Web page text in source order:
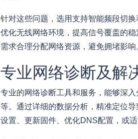
针对这些问题，选用支持智能频段切
优化无线网络环境，提高信号覆盖的
需求合理分配网络资源，避免拥堵影响
专业网络诊断及解
专业的网络诊断工具和服务，能够深
等。通过详细的数据分析，精准定位
设置、更新固件、优化DNS配置，或